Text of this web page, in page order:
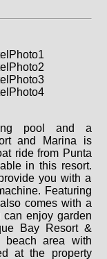
pool and a
and Marina is
ride from Punta
in this resort.
you with a
Featuring
comes with a
can enjoy garden
Bay Resort &
area with
at the property